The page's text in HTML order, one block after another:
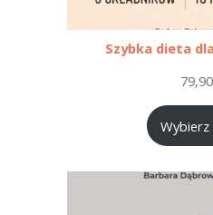
Szybka dieta
79,90